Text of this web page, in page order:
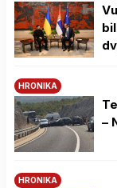
HRONIKA
–
HRONIKA